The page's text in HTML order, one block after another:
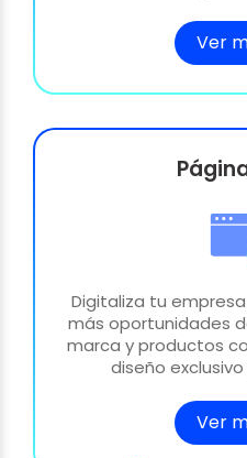
Ver
Digitaliza tu
más oportunidades
marca y productos
diseño
Ver